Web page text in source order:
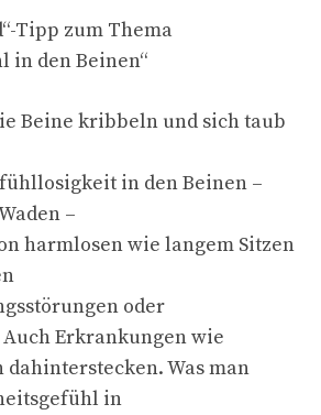
Tipp zum Thema
in den Beinen“
Beine kribbeln und sich taub
in den Beinen –
–
harmlosen wie langem Sitzen
oder
Erkrankungen wie
dahinterstecken. Was man
in